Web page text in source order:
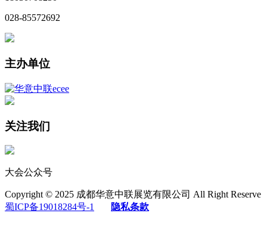
028-85572692
主办单位
关注我们
大会公众号
Copyright © 2025 成都华意中联展览有限公司 All Right Reserve
蜀ICP备19018284号-1
隐私条款